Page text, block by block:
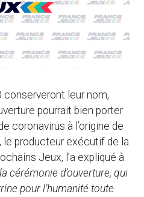
leur nom,
pourrait bien porter
coronavirus à l’origine de
le producteur exécutif de la
Jeux, l’a expliqué à
cérémonie d’ouverture, qui
pour l’humanité toute